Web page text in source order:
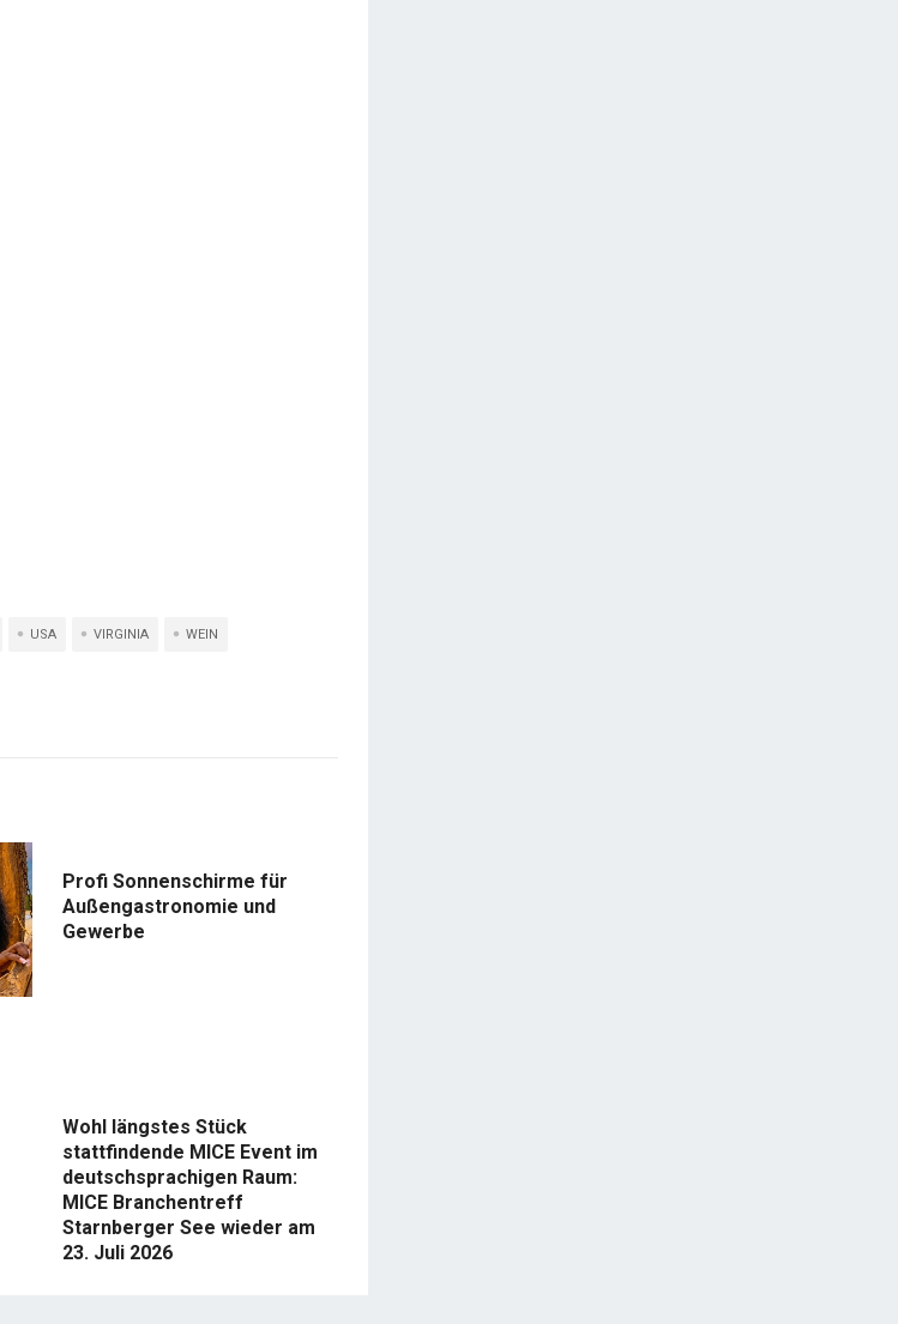
USA VIRGINIA WEIN
Profi Sonnenschirme für
Außengastronomie und
Gewerbe
Wohl längstes Stück
stattfindende MICE Event im
deutschsprachigen Raum:
MICE Branchentreff
Starnberger See wieder am
23. Juli 2026